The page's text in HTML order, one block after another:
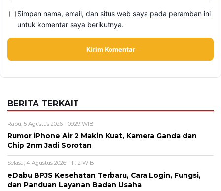
Simpan nama, email, dan situs web saya pada peramban ini
untuk komentar saya berikutnya.
BERITA TERKAIT
Rabu, 5 Agustus 2026 - 09:29 WIB
Rumor iPhone Air 2 Makin Kuat, Kamera Ganda dan
Chip 2nm Jadi Sorotan
Selasa, 4 Agustus 2026 - 11:12 WIB
eDabu BPJS Kesehatan Terbaru, Cara Login, Fungsi,
dan Panduan Layanan Badan Usaha